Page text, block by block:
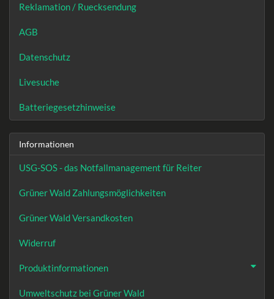
Reklamation / Ruecksendung
AGB
Datenschutz
Livesuche
Batteriegesetzhinweise
Informationen
USG-SOS - das Notfallmanagement für Reiter
Grüner Wald Zahlungsmöglichkeiten
Grüner Wald Versandkosten
Widerruf
Produktinformationen
Umweltschutz bei Grüner Wald